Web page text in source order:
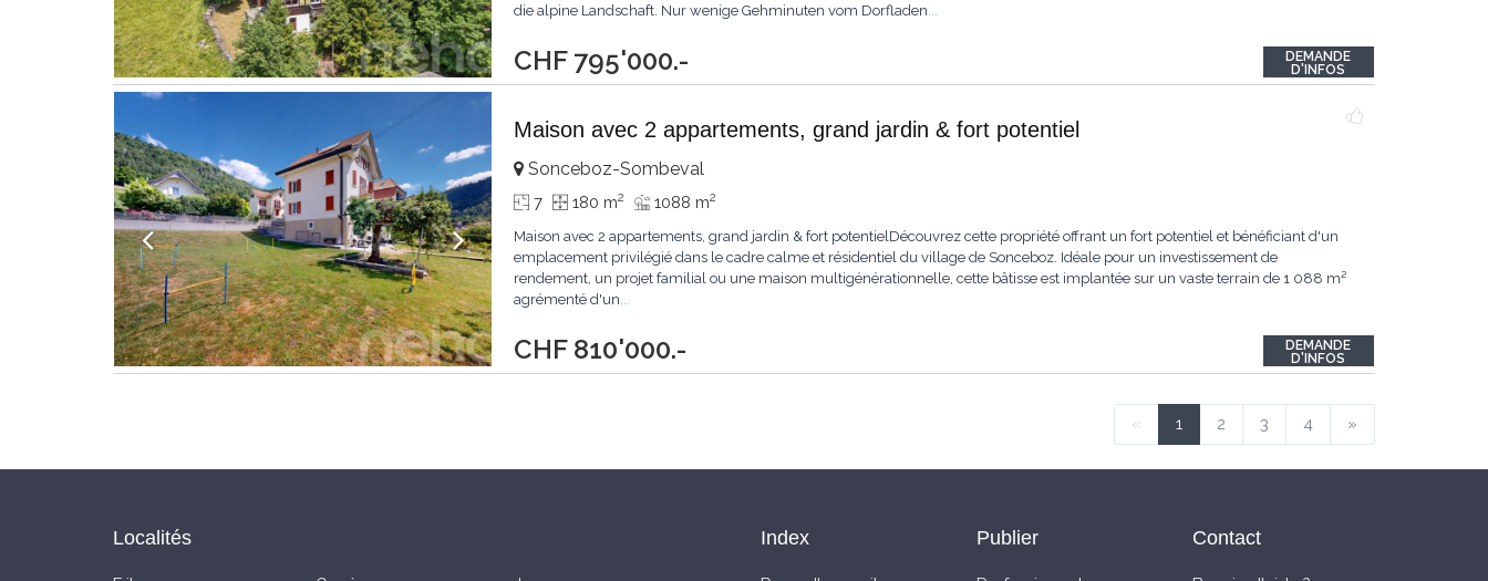
CHF 795'000.-
die alpine Landschaft. Nur wenige Gehminuten vom Dorfladen...
DEMANDE
D'INFOS
Maison avec 2 appartements, grand jardin & fort potentiel
CHF 810'000.-
Sonceboz-Sombeval
7 180 m2 1088 m2
Maison avec 2 appartements, grand jardin & fort potentielDécouvrez cette propriété offrant un fort potentiel et bénéficiant d'un
emplacement privilégié dans le cadre calme et résidentiel du village de Sonceboz. Idéale pour un investissement de
rendement, un projet familial ou une maison multigénérationnelle, cette bâtisse est implantée sur un vaste terrain de 1 088 m²
agrémenté d'un...
DEMANDE
D'INFOS
« 1 2 3 4 »
Localités Index Publier Contact